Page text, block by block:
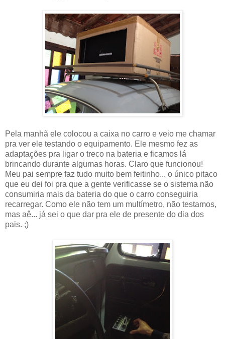
Pela manhã ele colocou a caixa no carro e veio me chamar
pra ver ele testando o equipamento. Ele mesmo fez as
adaptações pra ligar o treco na bateria e ficamos lá
brincando durante algumas horas. Claro que funcionou!
Meu pai sempre faz tudo muito bem feitinho... o único pitaco
que eu dei foi pra que a gente verificasse se o sistema não
consumiria mais da bateria do que o carro conseguiria
recarregar. Como ele não tem um multímetro, não testamos,
mas aê... já sei o que dar pra ele de presente do dia dos
pais. ;)